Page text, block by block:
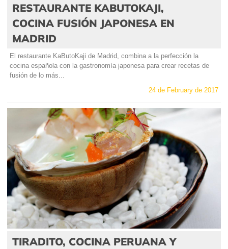
RESTAURANTE KABUTOKAJI,
COCINA FUSIÓN JAPONESA EN
MADRID
El restaurante KaButoKaji de Madrid, combina a la perfección la
cocina española con la gastronomía japonesa para crear recetas de
fusión de lo más...
24 de February de 2017
TIRADITO, COCINA PERUANA Y